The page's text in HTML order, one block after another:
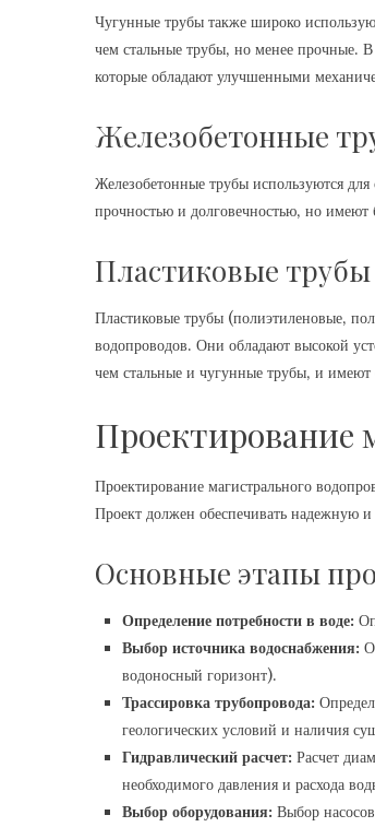
Чугунные трубы также широко
чем стальные трубы‚ но менее прочные.
которые обладают улучшенными
Железобетонные
Железобетонные трубы используются
прочностью и долговечностью‚ но
Пластиковые трубы
Пластиковые трубы (полиэтиленовые‚
водопроводов. Они обладают высокой
чем стальные и чугунные трубы‚ и
Проектирование
Проектирование магистрального
Проект должен обеспечивать надежную
Основные этапы
Определение потребности в воде:
Выбор источника водоснабжения:
водоносный горизонт).
Трассировка трубопровода:
геологических условий и наличия
Гидравлический расчет: Расчет
необходимого давления и расхода
Выбор оборудования: Выбор